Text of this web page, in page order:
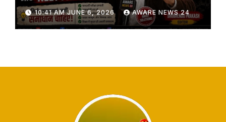
10:41 AM JUNE 6, 2026 AWARE NEWS 24